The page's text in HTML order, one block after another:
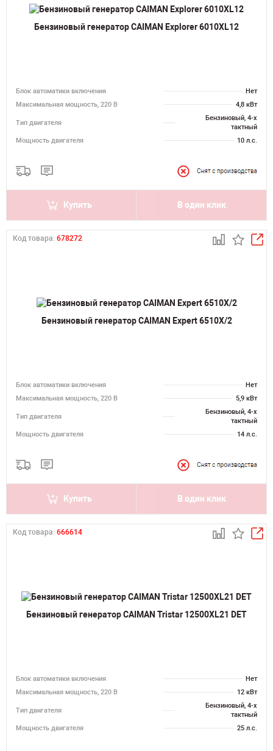
Бензиновый генератор CAIMAN Explorer 6010XL12
Блок автоматики включения
Нет
Максимальная мощность, 220 В
4,8 кВт
Тип двигателя
Бензиновый, 4-х
тактный
Мощность двигателя
10 л.с.
Купить В один клик
Код товара: 678272
Бензиновый генератор CAIMAN Expert 6510X/2
Блок автоматики включения
Нет
Максимальная мощность, 220 В
5,9 кВт
Тип двигателя
Бензиновый, 4-х
тактный
Мощность двигателя
14 л.с.
Купить В один клик
Код товара: 666614
Бензиновый генератор CAIMAN Tristar 12500XL21 DET
Блок автоматики включения
Нет
Максимальная мощность, 220 В
12 кВт
Тип двигателя
Бензиновый, 4-х
тактный
Мощность двигателя
25 л.с.